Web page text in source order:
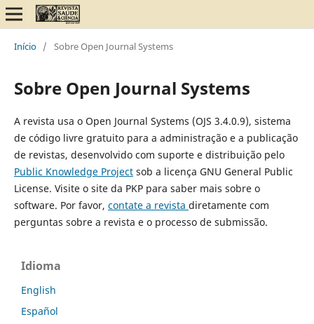
Início / Sobre Open Journal Systems
Sobre Open Journal Systems
A revista usa o Open Journal Systems (OJS 3.4.0.9), sistema
de código livre gratuito para a administração e a publicação
de revistas, desenvolvido com suporte e distribuição pelo
Public Knowledge Projectsob a licença GNU General Public
License. Visite o site da PKP para saber mais sobre o
software. Por favor, contate a revista diretamente com
perguntas sobre a revista e o processo de submissão.
Idioma
English
Español